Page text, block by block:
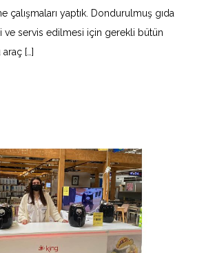
çalışmaları yaptık. Dondurulmuş gıda
ve servis edilmesi için gerekli bütün
[…]